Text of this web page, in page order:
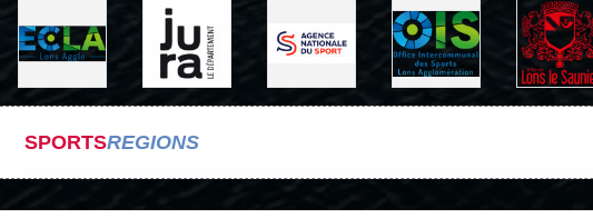
SPORTSREGIONS